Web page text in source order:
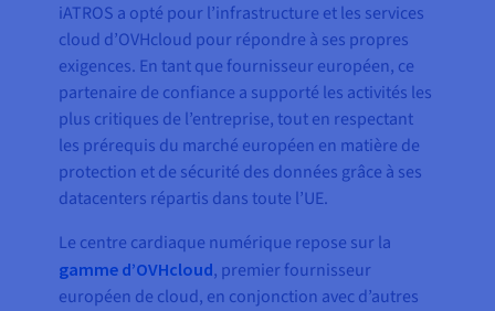
iATROS a opté pour l’infrastructure et les services
cloud d’OVHcloud pour répondre à ses propres
exigences. En tant que fournisseur européen, ce
partenaire de confiance a supporté les activités les
plus critiques de l’entreprise, tout en respectant
les prérequis du marché européen en matière de
protection et de sécurité des données grâce à ses
datacenters répartis dans toute l’UE.
Le centre cardiaque numérique repose sur la
gamme d’OVHcloud, premier fournisseur
européen de cloud, en conjonction avec d’autres